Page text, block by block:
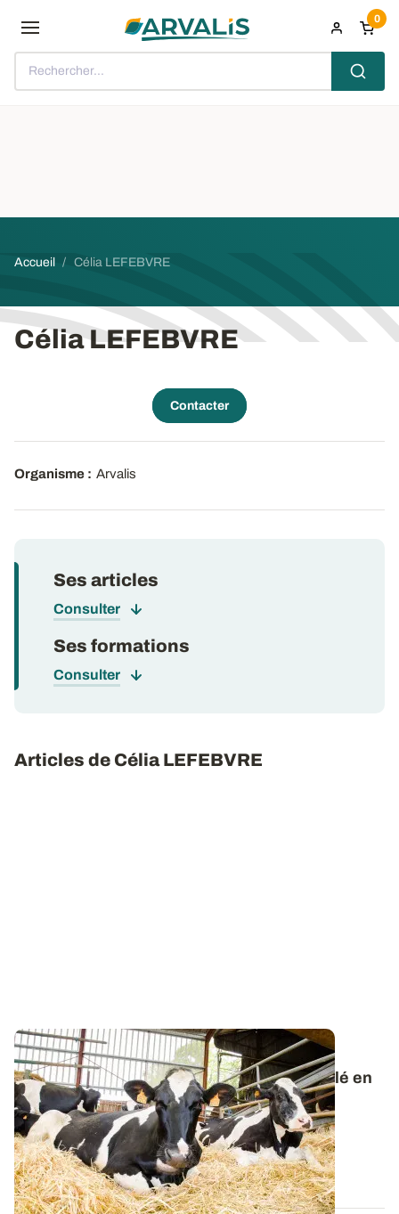
Rechercher...
0
Fil d'Ariane
Accueil Célia LEFEBVRE
Célia LEFEBVRE
Contacter
Organisme : Arvalis
Ses articles
Consulter
Ses formations
Consulter
Articles de Célia LEFEBVRE
DÉFICIT FOURRAGER
Comment limiter l'utilisation de paille de blé en
litière ?
Les deux épisodes caniculaires ont contraint à
l’affouragement avant le début de l’été et...
02 JUILL. 2026